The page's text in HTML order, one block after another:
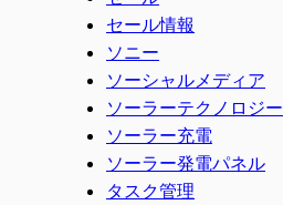
セール情報
ソニー
ソーシャルメディア
ソーラーテクノロジー
ソーラー充電
ソーラー発電パネル
タスク管理